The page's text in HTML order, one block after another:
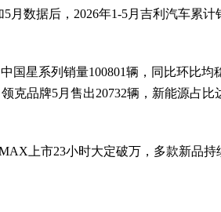
月数据后，2026年1-5月吉利汽车累计
国星系列销量100801辆，同比环比均
克品牌5月售出20732辆，新能源占比
上市23小时大定破万，多款新品持